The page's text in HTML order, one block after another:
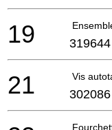
19 319644
Vis
21 302086